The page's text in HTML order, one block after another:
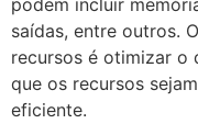
saídas, entre outros.
recursos é otimizar o
que os recursos
eficiente.